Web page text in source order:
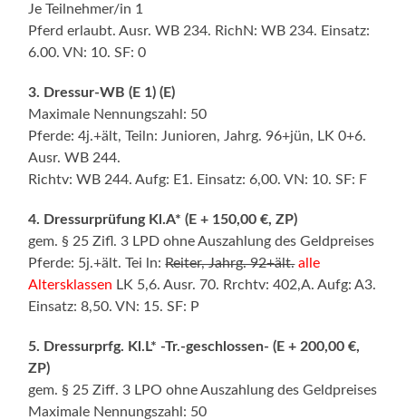
Je Teilnehmer/in 1
Pferd erlaubt. Ausr. WB 234. RichN: WB 234. Einsatz:
6.00. VN: 10. SF: 0
3. Dressur-WB (E 1) (E)
Maximale Nennungszahl: 50
Pferde: 4j.+ält, Teiln: Junioren, Jahrg. 96+jün, LK 0+6.
Ausr. WB 244.
Richtv: WB 244. Aufg: E1. Einsatz: 6,00. VN: 10. SF: F
4. Dressurprüfung Kl.A* (E + 150,00 €, ZP)
gem. § 25 Zifl. 3 LPD ohne Auszahlung des Geldpreises
Pferde: 5j.+ält. Tei ln:Reiter, Jahrg. 92+ält. alle
Altersklassen LK 5,6. Ausr. 70. Rrchtv: 402,A. Aufg: A3.
Einsatz: 8,50. VN: 15. SF: P
5. Dressurprfg. Kl.L* -Tr.-geschlossen- (E + 200,00 €,
ZP)
gem. § 25 Ziff. 3 LPO ohne Auszahlung des Geldpreises
Maximale Nennungszahl: 50